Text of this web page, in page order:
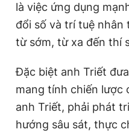
là việc ứng dụng
đổi số và trí tuệ nhân
từ sớm, từ xa đến thí
Đặc biệt anh Triết
mang tính chiến lược
anh Triết, phải phát
hướng sâu sát, thực